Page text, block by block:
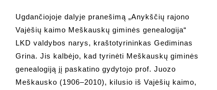
Ugdančiojoje dalyje pranešimą „Anykščių rajono
Vajėšių kaimo Meškauskų giminės genealogija“
LKD valdybos narys, kraštotyrininkas Gediminas
Grina. Jis kalbėjo, kad tyrinėti Meškauskų giminės
genealogiją jį paskatino gydytojo prof. Juozo
Meškausko (1906–2010), kilusio iš Vajėšių kaimo,